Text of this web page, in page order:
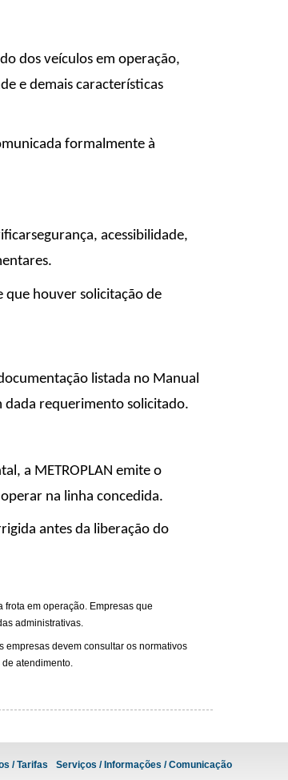
dos veículos em operação,
e demais características
formalmente à
acessibilidade,
que houver solicitação de
listada no Manual
dada requerimento solicitado.
a METROPLAN emite o
na linha concedida.
antes da liberação do
em operação. Empresas que
administrativas.
empresas devem consultar os normativos
atendimento.
/ Tarifas Serviços / Informações / Comunicação